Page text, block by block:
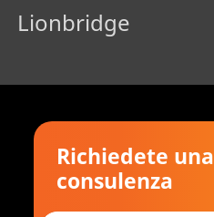
Lionbridge
Richiedete una
consulenza